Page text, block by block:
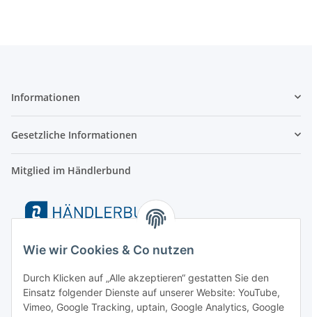
Informationen
Gesetzliche Informationen
Mitglied im Händlerbund
Wie wir Cookies & Co nutzen
Durch Klicken auf „Alle akzeptieren“ gestatten Sie den
Einsatz folgender Dienste auf unserer Website: YouTube,
Vimeo, Google Tracking, uptain, Google Analytics, Google